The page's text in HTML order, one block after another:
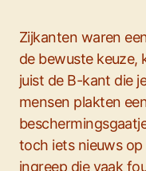
Zijkanten waren
de bewuste keuze,
juist de B-kant die
mensen plakten
toch iets nieuws
ingreep die vaak